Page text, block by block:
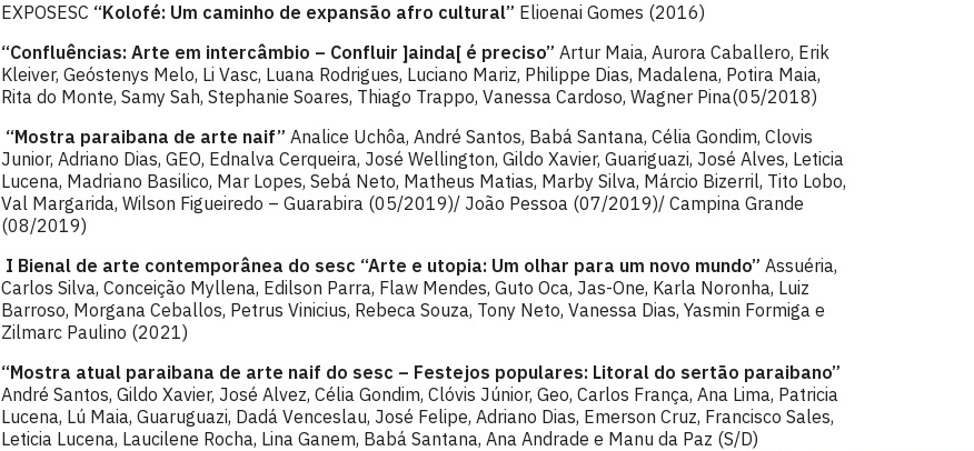
EXPOSESC “Kolofé: Um caminho de expansão afro cultural” Elioenai Gomes (2016)
“Confluências: Arte em intercâmbio – Confluir ]ainda[ é preciso” Artur Maia, Aurora Caballero, Erik
Kleiver, Geóstenys Melo, Li Vasc, Luana Rodrigues, Luciano Mariz, Philippe Dias, Madalena, Potira Maia,
Rita do Monte, Samy Sah, Stephanie Soares, Thiago Trappo, Vanessa Cardoso, Wagner Pina(05/2018)
“Mostra paraibana de arte naif” Analice Uchôa, André Santos, Babá Santana, Célia Gondim, Clovis
Junior, Adriano Dias, GEO, Ednalva Cerqueira, José Wellington, Gildo Xavier, Guariguazi, José Alves, Leticia
Lucena, Madriano Basilico, Mar Lopes, Sebá Neto, Matheus Matias, Marby Silva, Márcio Bizerril, Tito Lobo,
Val Margarida, Wilson Figueiredo – Guarabira (05/2019)/ João Pessoa (07/2019)/ Campina Grande
(08/2019)
I Bienal de arte contemporânea do sesc “Arte e utopia: Um olhar para um novo mundo” Assuéria,
Carlos Silva, Conceição Myllena, Edilson Parra, Flaw Mendes, Guto Oca, Jas-One, Karla Noronha, Luiz
Barroso, Morgana Ceballos, Petrus Vinicius, Rebeca Souza, Tony Neto, Vanessa Dias, Yasmin Formiga e
Zilmarc Paulino (2021)
“Mostra atual paraibana de arte naif do sesc – Festejos populares: Litoral do sertão paraibano”
André Santos, Gildo Xavier, José Alvez, Célia Gondim, Clóvis Júnior, Geo, Carlos França, Ana Lima, Patricia
Lucena, Lú Maia, Guaruguazi, Dadá Venceslau, José Felipe, Adriano Dias, Emerson Cruz, Francisco Sales,
Leticia Lucena, Laucilene Rocha, Lina Ganem, Babá Santana, Ana Andrade e Manu da Paz (S/D)